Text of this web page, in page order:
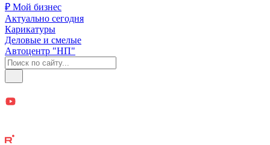
₽ Мой бизнес
Актуально сегодня
Карикатуры
Деловые и смелые
Автоцентр "НП"